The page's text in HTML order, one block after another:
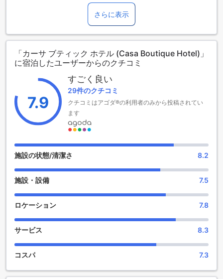
施設をお楽しみいただけます。リラックスしたいときには、
サウナやスパで心身ともに癒されるひとときを。マッサージ
サービスも利用でき、日常の疲れを優しくほぐします。夜に
は、スタイリッシュなバーでお酒を楽しみながら、素敵な時
カーサ ブティック ホテルの充実したスポーツ施設
カーサ ブティック ホテルでは、贅沢な時間を過ごしながらア
クティブに楽しめる多彩なスポーツ施設をご用意していま
す。屋内プールと屋外プールは、天候に左右されることなく
リラックスしながら泳ぐことができ、リフレッシュに最適で
す。敷地内にはゴルフコースもあり、初心者から上級者まで
ーも完備しており、健康的な滞在をサポートします。
カーサ ブティック ホテルでは、快適な滞在をサポートするさ
まざまな便利な施設をご用意しています。全客室には無料の
Wi-Fiが完備されており、ビジネスや観光の合間も快適にイン
ンができます。お荷物の預かりや、毎日のハウスキーピング
サービスも提供しており、清潔で整った客室で快適にお過ご
しいただけます。さらに、ランドリーサービスやドライクリ
ービスもあり、忙しい旅行者にとって便利な設備となってい
さらに表示
「カーサ ブティック ホテル (Casa Boutique Hotel)」
に宿泊したユーザーからのクチコミ
7.9
すごく良い
29件のクチコミ
クチコミはアゴダ®の利用者のみから投稿されてい
ます
施設の状態/清潔さ 8.2
施設・設備 7.5
ロケーション 7.8
サービス 8.3
コスパ 7.3